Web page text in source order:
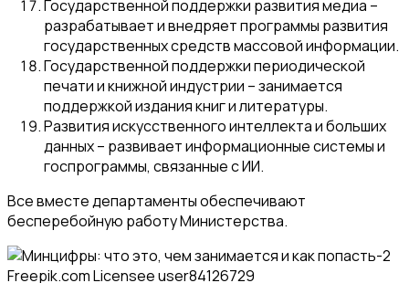
Государственной поддержки развития медиа –
разрабатывает и внедряет программы развития
государственных средств массовой информации.
Государственной поддержки периодической
печати и книжной индустрии – занимается
поддержкой издания книг и литературы.
Развития искусственного интеллекта и больших
данных – развивает информационные системы и
госпрограммы, связанные с ИИ.
Все вместе департаменты обеспечивают
бесперебойную работу Министерства.